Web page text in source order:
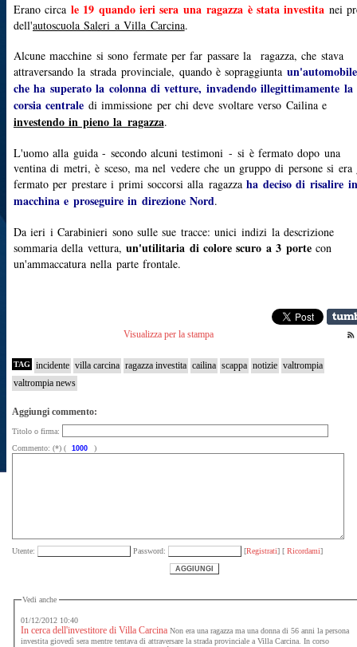
Erano circa le 19 quando ieri sera una ragazza è stata investita nei
dell'autoscuola Saleri a Villa Carcina.
Alcune macchine si sono fermate per far passare la ragazza, che stava
attraversando la strada provinciale, quando è sopraggiunta un'automobile
che ha superato la colonna di vetture, invadendo illegittimamente la
corsia centrale di immissione per chi deve svoltare verso Cailina e
investendo in pieno la ragazza.
L'uomo alla guida - secondo alcuni testimoni - si è fermato dopo una
ventina di metri, è sceso, ma nel vedere che un gruppo di persone si era
fermato per prestare i primi soccorsi alla ragazzaha deciso di risalire in
macchina e proseguire in direzione Nord.
Da ieri i Carabinieri sono sulle sue tracce: unici indizi la descrizione
sommaria della vettura,un'utilitaria di colore scuro a 3 portecon
un'ammaccatura nella parte frontale.
Visualizza per la stampa
TAG incidente villa carcina ragazza investita cailina scappa notizie valtrompia
valtrompia news
Aggiungi commento:
Titolo o firma:
Commento: (*) (
)
Utente: Password: [Registrati] [ Ricordami]
Vedi anche
01/12/2012 10:40
In cerca dell'investitore di Villa Carcina Non era una ragazza ma una donna di 56 anni la persona
investita giovedì sera mentre tentava di attraversare la strada provinciale a Villa Carcina. In corso